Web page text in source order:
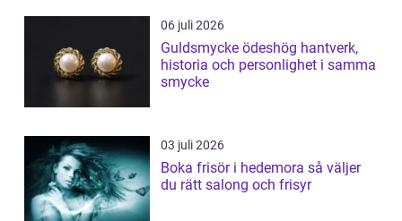
06 juli 2026
Guldsmycke ödeshög hantverk,
historia och personlighet i samma
smycke
03 juli 2026
Boka frisör i hedemora så väljer
du rätt salong och frisyr